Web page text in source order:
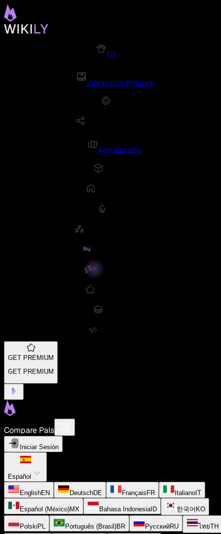
1.0
Jugar con Amigos
Actualizado
GET PREMIUM
GET PREMIUM
Compare Pals
Iniciar Sesión
Español
EnglishEN DeutschDE FrançaisFR ItalianoIT
Español (México)MX Bahasa IndonesiaID 한국어 KO
PolskiPL Português (Brasil)BR РусскийRU ไทยTH